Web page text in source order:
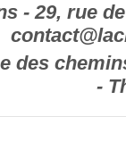
- 29, rue
contact@
des
-